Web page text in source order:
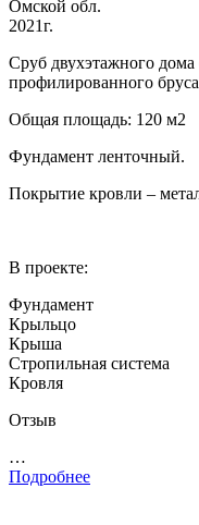
Омской обл.
2021г.
Сруб двухэтажного
профилированного
Общая площадь: 120 м2
Фундамент ленточный.
Покрытие кровли –
В проекте:
Фундамент
Крыльцо
Крыша
Стропильная система
Кровля
Отзыв
…
Подробнее